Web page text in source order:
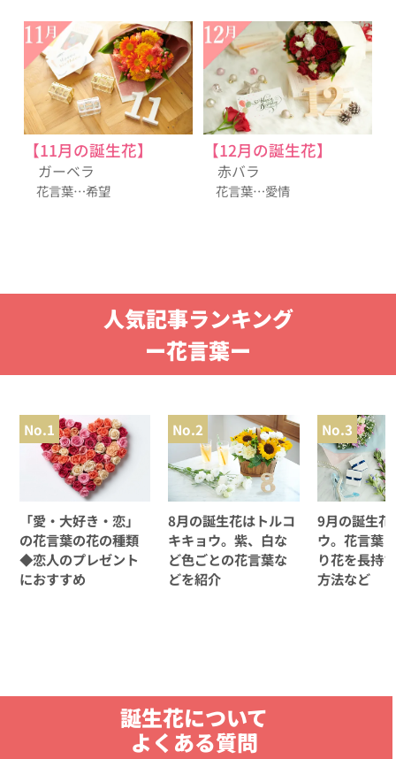
【11月の誕生花】
ガーベラ
花言葉…希望
【12月の誕生花】
赤バラ
花言葉…愛情
人気記事ランキング
ー花言葉ー
No.1
「愛・大好き・恋」
の花言葉の花の種類
◆恋人のプレゼント
におすすめ
No.2
8月の誕生花はトルコ
キキョウ。紫、白な
ど色ごとの花言葉な
どを紹介
No.3
9月の誕生花
ウ。花言葉
り花を長持
方法など
誕生花について
よくある質問